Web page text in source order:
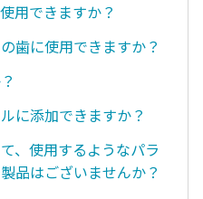
用できますか？
歯に使用できますか？
に添加できますか？
、使用するようなパラ
品はございませんか？